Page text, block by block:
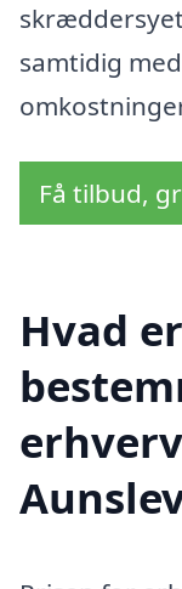
samtidig
Få tilbud,
Hvad